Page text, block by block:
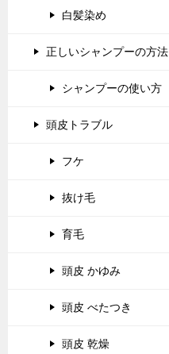
白髪染め
正しいシャンプーの方法
シャンプーの使い方
頭皮トラブル
フケ
抜け毛
育毛
頭皮 かゆみ
頭皮 べたつき
頭皮 乾燥